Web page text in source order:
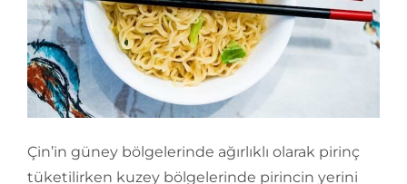
Çin’in güney bölgelerinde ağırlıklı olarak pirinç
tüketilirken kuzey bölgelerinde pirincin yerini